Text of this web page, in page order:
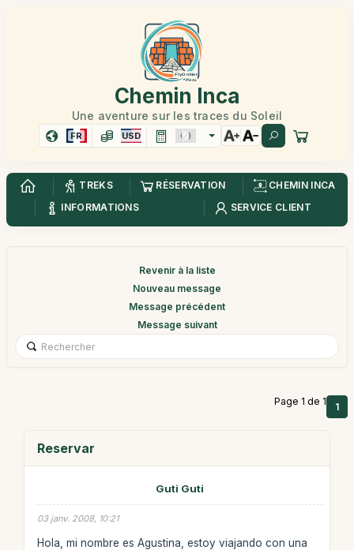
Chemin Inca
Une aventure sur les traces du Soleil
FR USD
TREKS RÉSERVATION
CHEMIN INCA
INFORMATIONS
SERVICE CLIENT
Revenir à la liste
Nouveau message
Message précédent
Message suivant
Page 1 de 1 1
Reservar
Guti Guti
03 janv. 2008, 10:21
Hola, mi nombre es Agustina, estoy viajando con una